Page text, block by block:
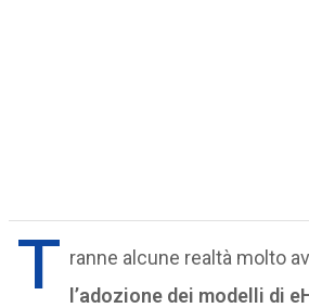
T ranne alcune realtà molto
l’adozione dei modelli di